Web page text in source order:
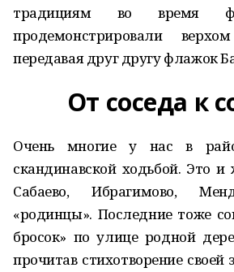
традициям во время
продемонстрировали
передавая друг другу флажок
От соседа к
Очень многие у нас в
скандинавской ходьбой. Это и
Сабаево, Ибрагимово,
«родинцы». Последние тоже
бросок» по улице родной
прочитав стихотворение